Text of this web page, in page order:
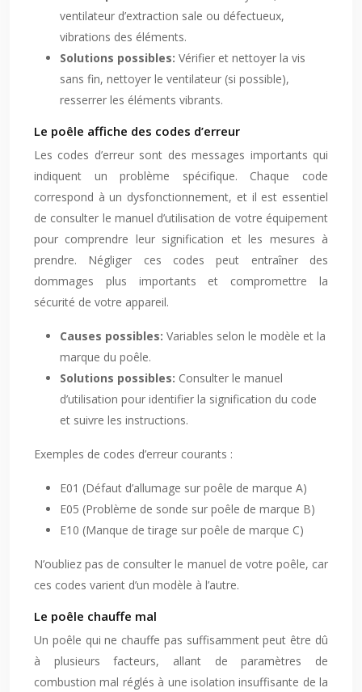
ventilateur d’extraction sale ou défectueux,
vibrations des éléments.
Solutions possibles: Vérifier et nettoyer la vis
sans fin, nettoyer le ventilateur (si possible),
resserrer les éléments vibrants.
Le poêle affiche des codes d’erreur
Les codes d’erreur sont des messages importants qui
indiquent un problème spécifique. Chaque code
correspond à un dysfonctionnement, et il est essentiel
de consulter le manuel d’utilisation de votre équipement
pour comprendre leur signification et les mesures à
prendre. Négliger ces codes peut entraîner des
dommages plus importants et compromettre la
sécurité de votre appareil.
Causes possibles: Variables selon le modèle et la
marque du poêle.
Solutions possibles: Consulter le manuel
d’utilisation pour identifier la signification du code
et suivre les instructions.
Exemples de codes d’erreur courants :
E01 (Défaut d’allumage sur poêle de marque A)
E05 (Problème de sonde sur poêle de marque B)
E10 (Manque de tirage sur poêle de marque C)
N’oubliez pas de consulter le manuel de votre poêle, car
ces codes varient d’un modèle à l’autre.
Le poêle chauffe mal
Un poêle qui ne chauffe pas suffisamment peut être dû
à plusieurs facteurs, allant de paramètres de
combustion mal réglés à une isolation insuffisante de la